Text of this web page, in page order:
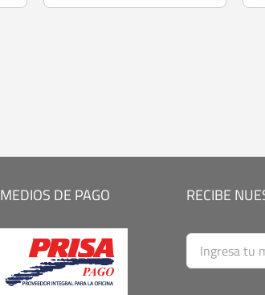
MEDIOS DE PAGO RECIBE